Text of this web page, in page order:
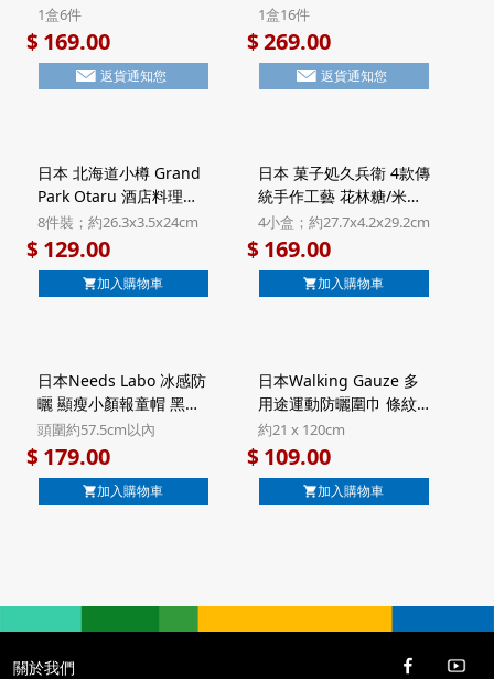
Latte 頂級法國Valrhona
朱古力 Millefeuille酥餅
禮盒 Halal清真食品 (1盒
6件)【市集世界 - 日本市
1盒6件
$169.00
返貨通知您
古力 黑糖忌廉夾心 7層威
化酥餅 豪華鐵罐禮盒 (1
盒16件)【市集世界 - 日
本市集】
1盒16件
$269.00
返貨通知您
日本 北海道小樽 Grand
Park Otaru 酒店料理長
監修 6款甜點 禮盒 8件裝
(557)【市集世界 - 日本
市集】
8件裝；約26.3x3.5x24cm
$129.00
加入購物車
日本 菓子処久兵衛 4款傳
統手作工藝 花林糖/米菓
雜錦禮盒 4小盒裝 (801)
【市集世界 - 日本市集】
4小盒；約27.7x4.2x29.2cm
$169.00
加入購物車
日本Needs Labo 冰感防
曬 顯瘦小顏報童帽 黑色
戶外抗UV UPF50+ 可摺
疊 太陽帽 連防風繩 (939)
【市集世界 - 日本市集】
頭圍約57.5cm以內
$179.00
加入購物車
日本Walking Gauze 多
用途運動防曬圍巾 條紋
淺藍色 日本製 UV加工 純
棉三重紗巾【市集世界 -
日本市集】
約21 x 120cm
$109.00
加入購物車
關於我們